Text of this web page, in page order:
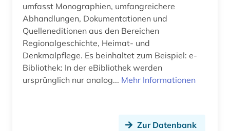
umfasst Monographien, umfangreichere
Abhandlungen, Dokumentationen und
Quelleneditionen aus den Bereichen
Regionalgeschichte, Heimat- und
Denkmalpflege. Es beinhaltet zum Beispiel: e-
Bibliothek: In der eBibliothek werden
ursprünglich nur analog... Mehr Informationen
Zur Datenbank